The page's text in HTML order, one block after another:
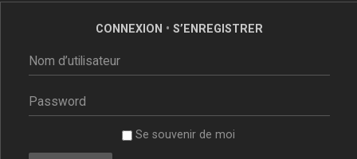
CONNEXION • S’ENREGISTRER
Se souvenir de moi